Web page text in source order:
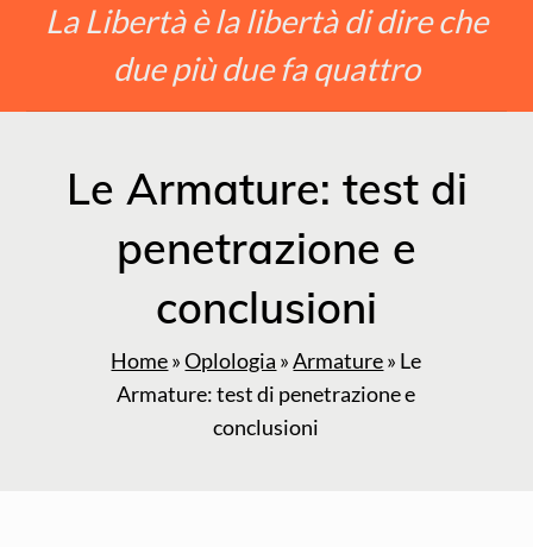
La Libertà è la libertà di dire che
due più due fa quattro
Le Armature: test di
penetrazione e
conclusioni
Home»Oplologia »Armature» Le
Armature: test di penetrazione e
conclusioni